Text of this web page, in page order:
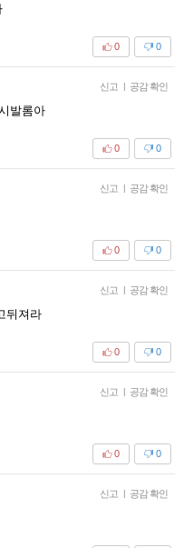
0
0
신고 | 공감 확인
발롬아
0
0
신고 | 공감 확인
0
0
신고 | 공감 확인
뒤져라
0
0
신고 | 공감 확인
0
0
신고 | 공감 확인